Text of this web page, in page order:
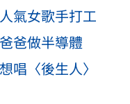
氣女歌手打工
爸做半導體
唱〈後生人〉